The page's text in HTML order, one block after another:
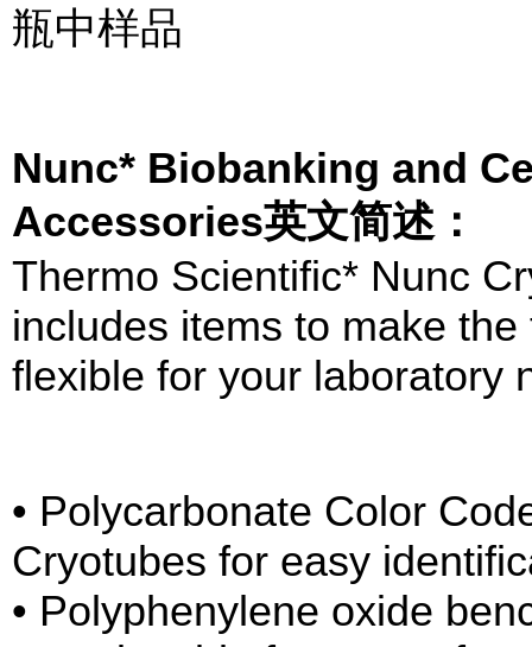
瓶中样品
Nunc* Biobanking and
Accessories英文简述：
Thermo Scientific* Nunc
includes items to make
flexible for your laboratory
• Polycarbonate Color
Cryotubes for easy
• Polyphenylene oxide